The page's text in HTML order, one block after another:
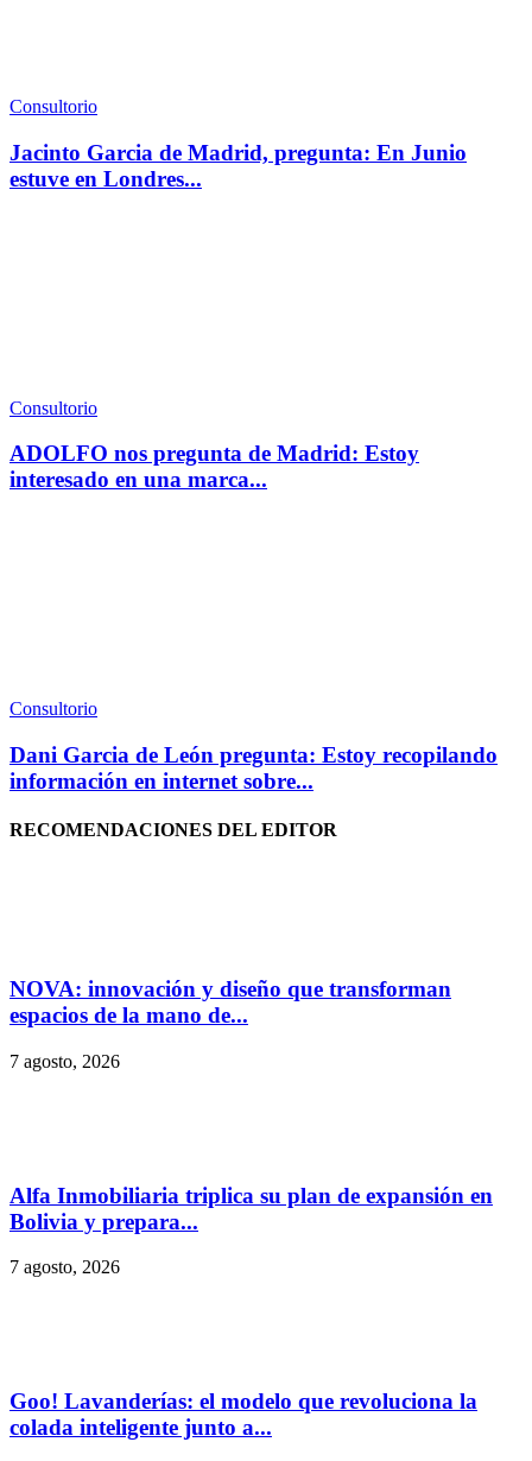
Consultorio
Jacinto Garcia de Madrid, pregunta: En Junio
estuve en Londres...
Consultorio
ADOLFO nos pregunta de Madrid: Estoy
interesado en una marca...
Consultorio
Dani Garcia de León pregunta: Estoy recopilando
información en internet sobre...
RECOMENDACIONES DEL EDITOR
NOVA: innovación y diseño que transforman
espacios de la mano de...
7 agosto, 2026
Alfa Inmobiliaria triplica su plan de expansión en
Bolivia y prepara...
7 agosto, 2026
Goo! Lavanderías: el modelo que revoluciona la
colada inteligente junto a...